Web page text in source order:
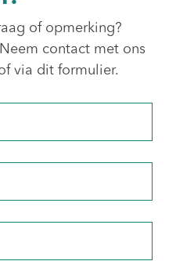
of opmerking?
contact met ons
via dit formulier.